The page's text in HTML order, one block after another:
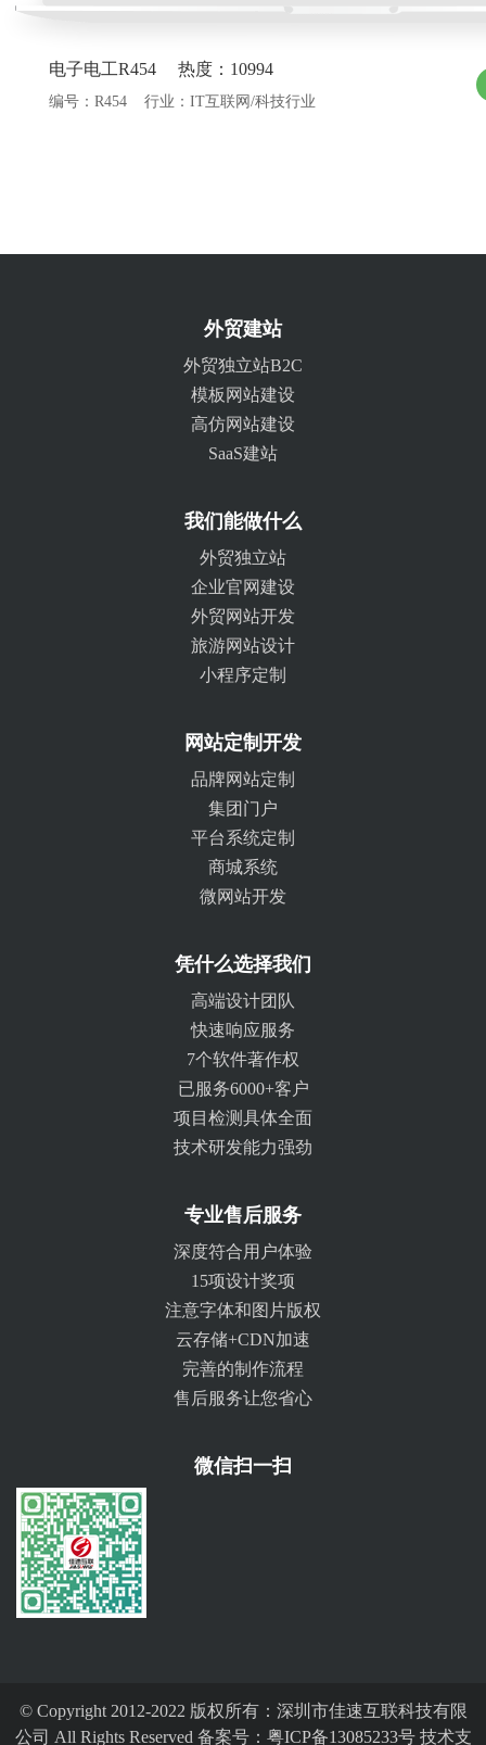
电子电工R454 热度：10994
编号：R454 行业：IT互联网/科技行业
外贸建站
外贸独立站B2C
模板网站建设
高仿网站建设
SaaS建站
我们能做什么
外贸独立站
企业官网建设
外贸网站开发
旅游网站设计
小程序定制
网站定制开发
品牌网站定制
集团门户
平台系统定制
商城系统
微网站开发
凭什么选择我们
高端设计团队
快速响应服务
7个软件著作权
已服务6000+客户
项目检测具体全面
技术研发能力强劲
专业售后服务
深度符合用户体验
15项设计奖项
注意字体和图片版权
云存储+CDN加速
完善的制作流程
售后服务让您省心
微信扫一扫
© Copyright 2012-2022 版权所有：深圳市佳速互联科技有限
公司 All Rights Reserved 备案号： 粤ICP备13085233号技术支